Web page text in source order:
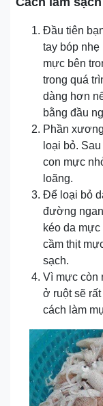
Đầu tiên
tay bóp nhẹ
mực bên
trong quá
dàng hơn
bằng đầu
Phần
loại bỏ.
con mực
loãng.
Để loại bỏ
đường
kéo da
cầm thịt
sạch.
Vì mực còn
ở ruột sẽ
cách làm